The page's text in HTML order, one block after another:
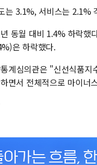
는 3.1%, 서비스는 2.1%
동월 대비 1.4% 하락
은 하락했다.
계심의관은 "신선식품
면서 전체적으로 마이너